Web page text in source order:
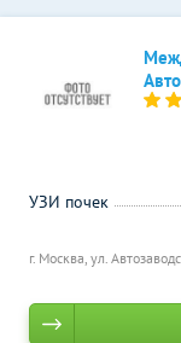
г. Москва, ул.
УЗИ почек